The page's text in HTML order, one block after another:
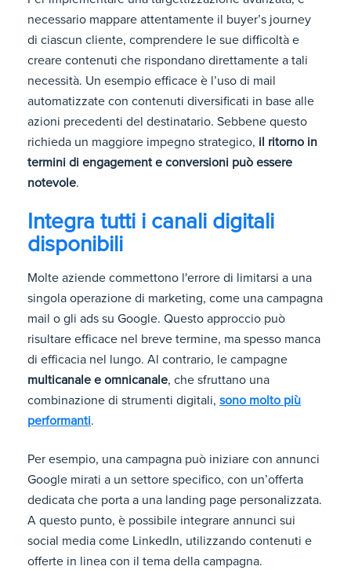
necessario mappare attentamente il buyer’s journey
di ciascun cliente, comprendere le sue difficoltà e
creare contenuti che rispondano direttamente a tali
necessità. Un esempio efficace è l’uso di mail
automatizzate con contenuti diversificati in base alle
azioni precedenti del destinatario. Sebbene questo
richieda un maggiore impegno strategico, il ritorno in
termini di engagement e conversioni può essere
notevole.
Integra tutti i canali digitali
disponibili
Molte aziende commettono l'errore di limitarsi a una
singola operazione di marketing, come una campagna
mail o gli ads su Google. Questo approccio può
risultare efficace nel breve termine, ma spesso manca
di efficacia nel lungo. Al contrario, le campagne
multicanale e omnicanale, che sfruttano una
combinazione di strumenti digitali, sono molto più
performanti.
Per esempio, una campagna può iniziare con annunci
Google mirati a un settore specifico, con un’offerta
dedicata che porta a una landing page personalizzata.
A questo punto, è possibile integrare annunci sui
social media come LinkedIn, utilizzando contenuti e
offerte in linea con il tema della campagna.